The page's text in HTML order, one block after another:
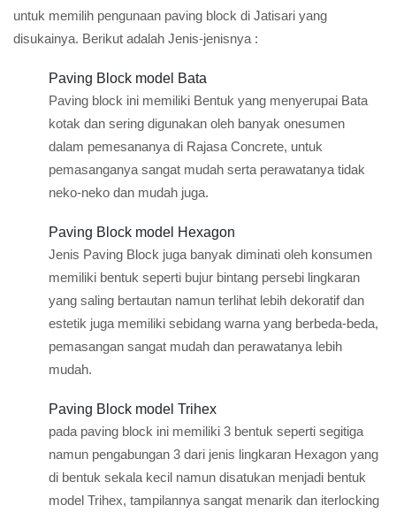
untuk memilih pengunaan paving block di Jatisari yang
disukainya. Berikut adalah Jenis-jenisnya :
Paving Block model Bata
Paving block ini memiliki Bentuk yang menyerupai Bata
kotak dan sering digunakan oleh banyak onesumen
dalam pemesananya di Rajasa Concrete, untuk
pemasanganya sangat mudah serta perawatanya tidak
neko-neko dan mudah juga.
Paving Block model Hexagon
Jenis Paving Block juga banyak diminati oleh konsumen
memiliki bentuk seperti bujur bintang persebi lingkaran
yang saling bertautan namun terlihat lebih dekoratif dan
estetik juga memiliki sebidang warna yang berbeda-beda,
pemasangan sangat mudah dan perawatanya lebih
mudah.
Paving Block model Trihex
pada paving block ini memiliki 3 bentuk seperti segitiga
namun pengabungan 3 dari jenis lingkaran Hexagon yang
di bentuk sekala kecil namun disatukan menjadi bentuk
model Trihex, tampilannya sangat menarik dan iterlocking